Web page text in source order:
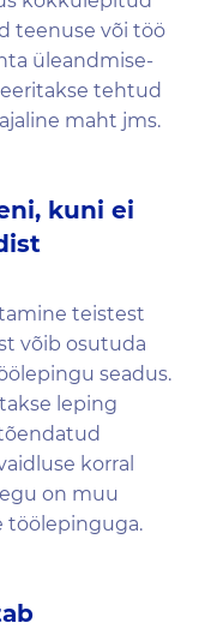
teenuse või töö
üleandmise-
tehtud
maht jms.
kuni ei
teistest
võib osutuda
seadus.
leping
korral
on muu
töölepinguga.